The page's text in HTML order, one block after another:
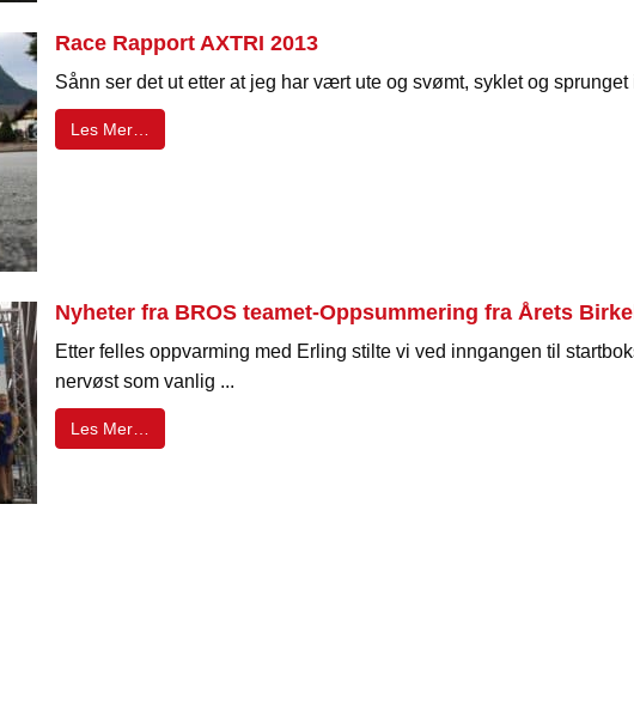
Race Rapport AXTRI 2013
Sånn ser det ut etter at jeg har vært ute og svømt, syklet og sprunget
Les Mer…
Nyheter fra BROS teamet-Oppsummering fra Årets
Etter felles oppvarming med Erling stilte vi ved inngangen til
nervøst som vanlig ...
Les Mer…